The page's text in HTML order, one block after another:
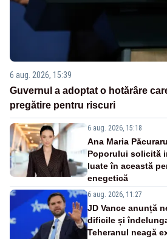
6 aug. 2026, 15:39
Guvernul a adoptat o hotărâre
pregătire pentru riscuri
6 aug. 2026, 15:18
Ana Maria
Poporului solicită
luate în această
enegetică
6 aug. 2026, 11:27
JD Vance anunță
dificile și
Teheranul neagă